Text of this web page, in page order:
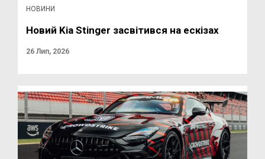
НОВИНИ
Новий Kia Stinger засвітився на ескізах
26 Лип, 2026